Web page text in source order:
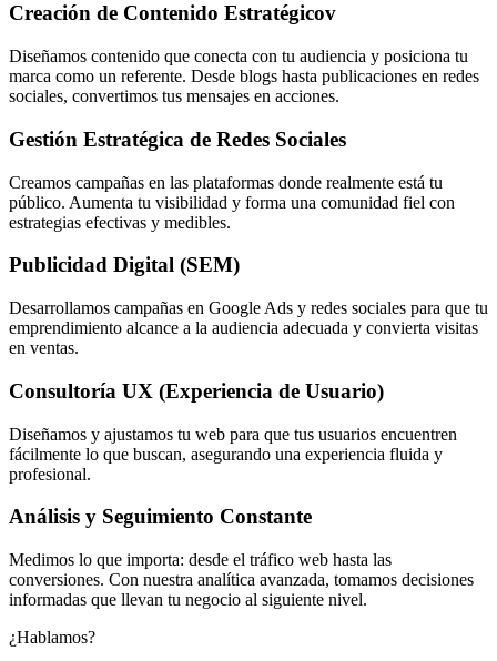
Creación de Contenido Estratégicov
Diseñamos contenido que conecta con tu audiencia y posiciona tu
marca como un referente. Desde blogs hasta publicaciones en redes
sociales, convertimos tus mensajes en acciones.
Gestión Estratégica de Redes Sociales
Creamos campañas en las plataformas donde realmente está tu
público. Aumenta tu visibilidad y forma una comunidad fiel con
estrategias efectivas y medibles.
Publicidad Digital (SEM)
Desarrollamos campañas en Google Ads y redes sociales para que tu
emprendimiento alcance a la audiencia adecuada y convierta visitas
en ventas.
Consultoría UX (Experiencia de Usuario)
Diseñamos y ajustamos tu web para que tus usuarios encuentren
fácilmente lo que buscan, asegurando una experiencia fluida y
profesional.
Análisis y Seguimiento Constante
Medimos lo que importa: desde el tráfico web hasta las
conversiones. Con nuestra analítica avanzada, tomamos decisiones
informadas que llevan tu negocio al siguiente nivel.
¿Hablamos?